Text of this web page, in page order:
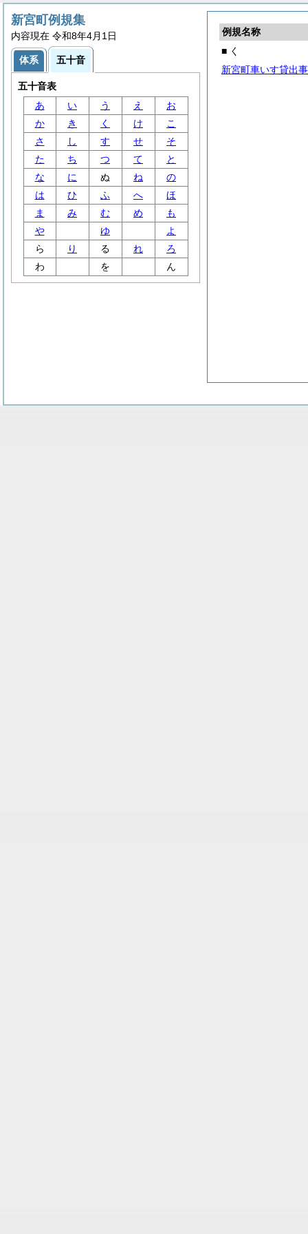
例規名称
■ く
新宮町車いす貸出
新宮町例規集
内容現在 令和8年4月1日
体系 五十音
五十音表
あ
い う え
お
か
き く け
こ
さ
し す せ
そ
た
ち つ て
と
な
に ぬ ね
の
は
ひ ふ へ
ほ
ま
み む め
も
や
ゆ
よ
ら
り る れ
ろ
わ
を ん